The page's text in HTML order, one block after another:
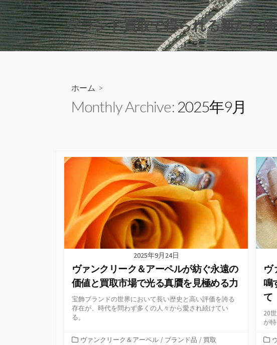
コ
ン
テ
ン
ブランド買取で得られる新たな
ホーム >
Monthly Archive: 2025年9月
2025年9月24日
ヴァンクリーク＆アーペルが紡ぐ永遠の
価値と買取市場で光る真贋を見極める力
宝飾ブランドの世界において長い歴史と高い評価を誇る
存在が、時代を問わず多くの人々から愛され続けてい
る。
カヴァンクリーク＆アーペル / ブランド品 / 買取
ヴ
鳴
て
20
が
カ